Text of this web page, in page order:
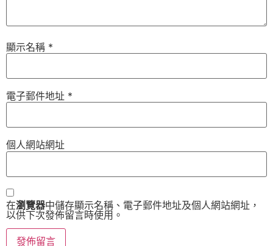
顯示名稱 *
電子郵件地址 *
個人網站網址
在瀏覽器中儲存顯示名稱、電子郵件地址及個人網站網址，
以供下次發佈留言時使用。